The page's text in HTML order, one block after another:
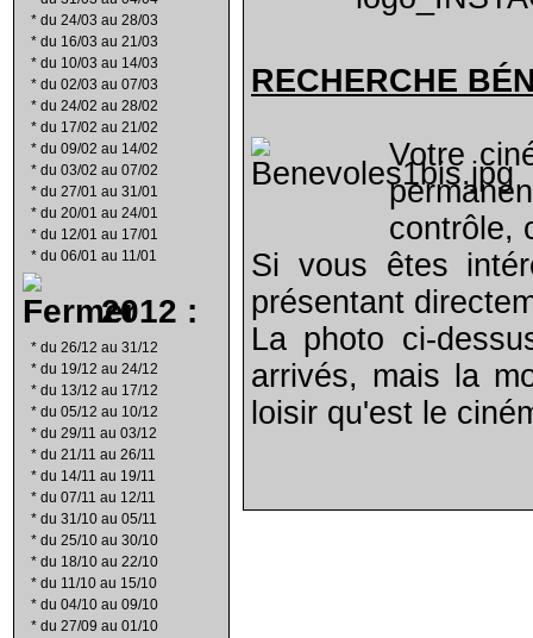
* du 24/03 au 28/03
* du 16/03 au 21/03
* du 10/03 au 14/03
* du 02/03 au 07/03
* du 24/02 au 28/02
* du 17/02 au 21/02
* du 09/02 au 14/02
* du 03/02 au 07/02
* du 27/01 au 31/01
* du 20/01 au 24/01
* du 12/01 au 17/01
* du 06/01 au 11/01
2012 :
* du 26/12 au 31/12
* du 19/12 au 24/12
* du 13/12 au 17/12
* du 05/12 au 10/12
* du 29/11 au 03/12
* du 21/11 au 26/11
* du 14/11 au 19/11
* du 07/11 au 12/11
* du 31/10 au 05/11
* du 25/10 au 30/10
* du 18/10 au 22/10
* du 11/10 au 15/10
* du 04/10 au 09/10
* du 27/09 au 01/10
RECHERCHE BÉ
Votre
contrôle,
Si vous êtes
présentant
La photo ci-
arrivés, mais la
loisir qu'est le